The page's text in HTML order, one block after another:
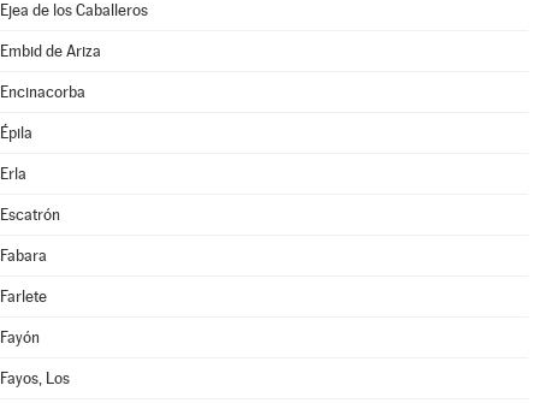
Ejea de los Caballeros
Embid de Ariza
Encinacorba
Épila
Erla
Escatrón
Fabara
Farlete
Fayón
Fayos, Los